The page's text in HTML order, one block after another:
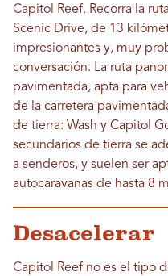
Capitol Reef. Recorra la
Scenic Drive, de 13
impresionantes y, muy
conversación. La ruta
pavimentada, apta para
de la carretera
de tierra: Wash y Capitol
secundarios de tierra se
a senderos, y suelen ser
autocaravanas de hasta 8
Desacelerar
Capitol Reef no es el tipo